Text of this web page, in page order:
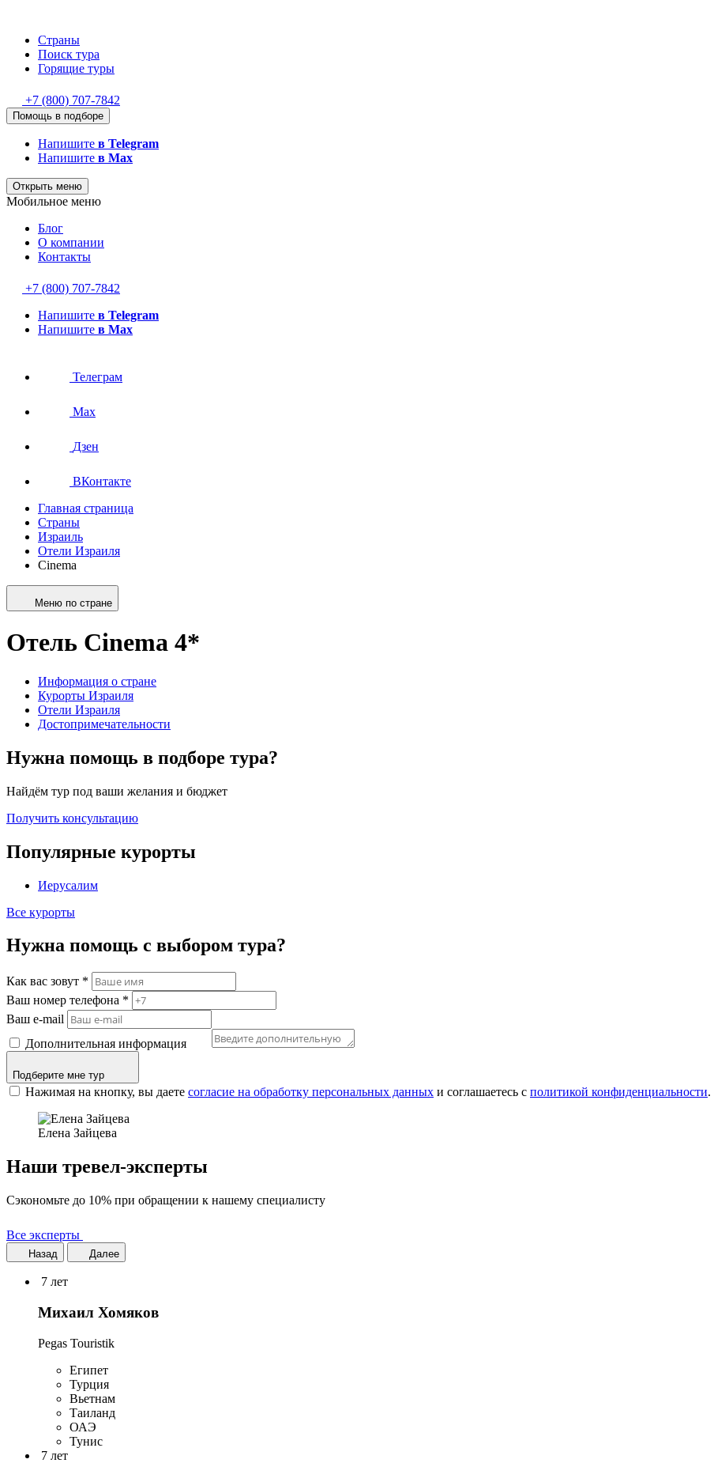
Страны
Поиск тура
Горящие туры
+7 (800) 707-7842
Помощь в подборе
Напишите в Telegram
Напишите в Max
Открыть меню
Мобильное меню
Блог
О компании
Контакты
+7 (800) 707-7842
Напишите в Telegram
Напишите в Max
Телеграм
Max
Дзен
ВКонтакте
Главная страница
Страны
Израиль
Отели Израиля
Cinema
Меню по стране
Отель Cinema 4*
Информация о стране
Курорты Израиля
Отели Израиля
Достопримечательности
Нужна помощь в подборе тура?
Найдём тур под ваши желания и бюджет
Получить консультацию
Популярные курорты
Иерусалим
Все курорты
Нужна помощь с выбором тура?
Как вас зовут *
Ваш номер телефона *
Ваш e-mail
Дополнительная информация
Подберите мне тур
Нажимая на кнопку, вы даете согласие на обработку персональных данных и соглашаетесь c политикой конфиденциальности.
Елена Зайцева
Наши тревел-эксперты
Сэкономьте до 10% при обращении к нашему специалисту
Все эксперты
Назад Далее
7 лет
Михаил Хомяков
Pegas Touristik
Египет
Турция
Вьетнам
Таиланд
ОАЭ
Тунис
7 лет